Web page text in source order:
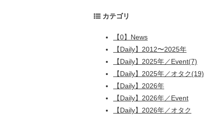
カテゴリ
【0】News
【Daily】2012〜2025年
【Daily】2025年／Event(7)
【Daily】2025年／オタク(19)
【Daily】2026年
【Daily】2026年／Event
【Daily】2026年／オタク